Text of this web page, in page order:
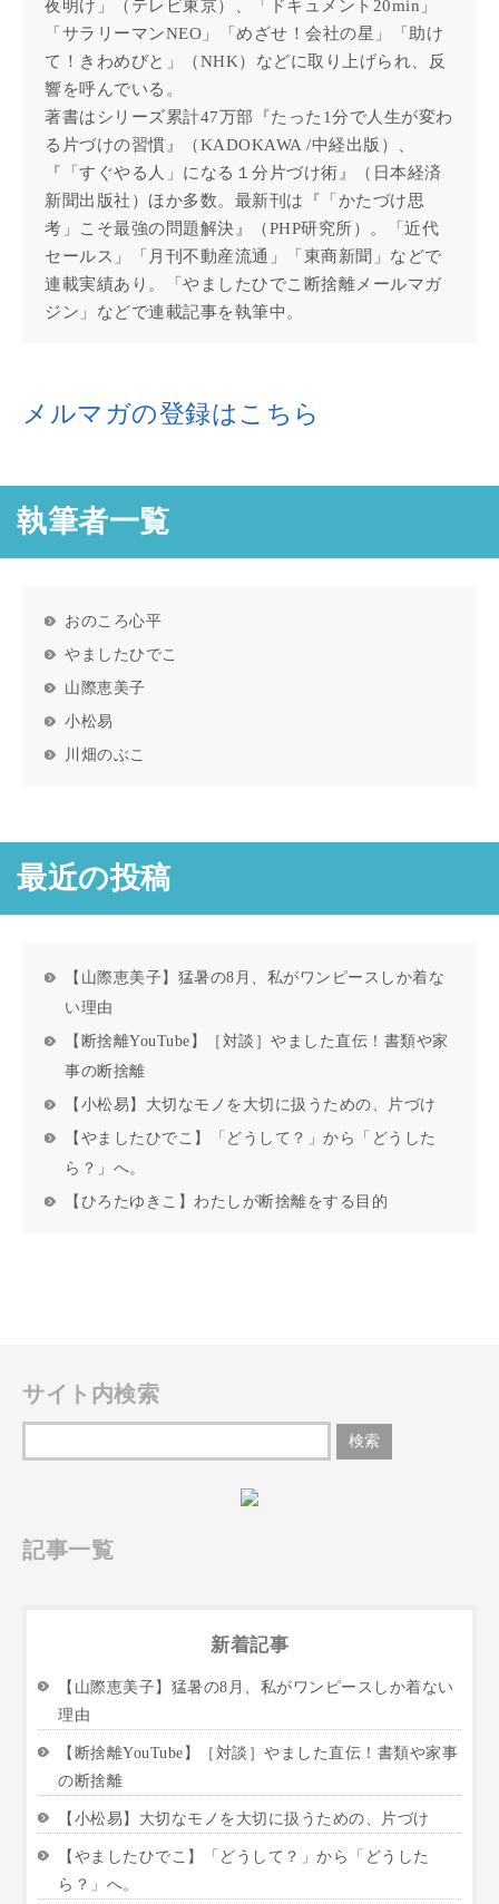
夜明け」（テレビ東京）、「ドキュメント20min」
「サラリーマンNEO」「めざせ！会社の星」「助け
て！きわめびと」（NHK）などに取り上げられ、反
響を呼んでいる。
著書はシリーズ累計47万部『たった1分で人生が変わ
る片づけの習慣』（KADOKAWA /中経出版）、
『「すぐやる人」になる１分片づけ術』（日本経済
新聞出版社）ほか多数。最新刊は『「かたづけ思
考」こそ最強の問題解決』（PHP研究所）。「近代
セールス」「月刊不動産流通」「東商新聞」などで
連載実績あり。「やましたひでこ断捨離メールマガ
ジン」などで連載記事を執筆中。
メルマガの登録はこちら
執筆者一覧
おのころ心平
やましたひでこ
山際恵美子
小松易
川畑のぶこ
最近の投稿
【山際恵美子】猛暑の8月、私がワンピースしか着な
い理由
【断捨離YouTube】［対談］やました直伝！書類や家
事の断捨離
【小松易】大切なモノを大切に扱うための、片づけ
【やましたひでこ】「どうして？」から「どうした
ら？」へ。
【ひろたゆきこ】わたしが断捨離をする目的
サイト内検索
記事一覧
新着記事
【山際恵美子】猛暑の8月、私がワンピースしか着ない
理由
【断捨離YouTube】［対談］やました直伝！書類や家事
の断捨離
【小松易】大切なモノを大切に扱うための、片づけ
【やましたひでこ】「どうして？」から「どうした
ら？」へ。